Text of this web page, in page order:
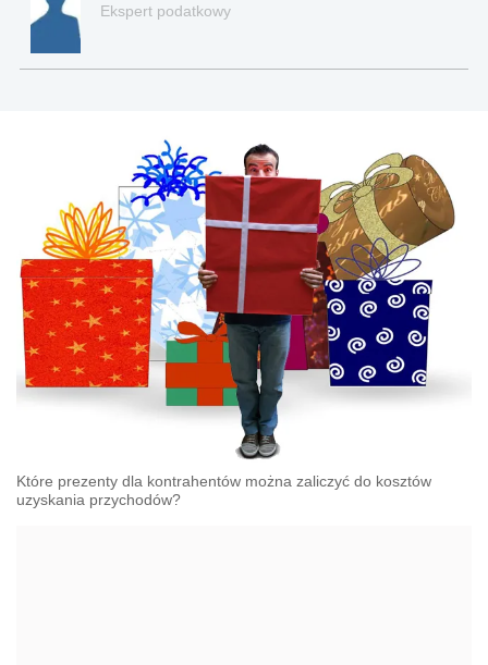
Ekspert podatkowy
Które prezenty dla kontrahentów można zaliczyć do kosztów
uzyskania przychodów?